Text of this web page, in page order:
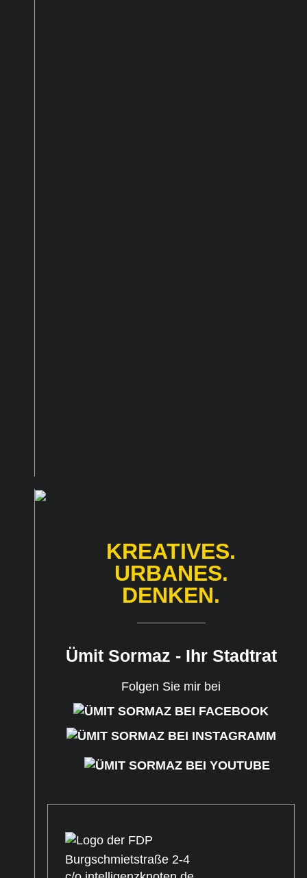
KREATIVES.
URBANES.
DENKEN.
Ümit Sormaz - Ihr Stadtrat
Folgen Sie mir bei
Burgschmietstraße 2-4